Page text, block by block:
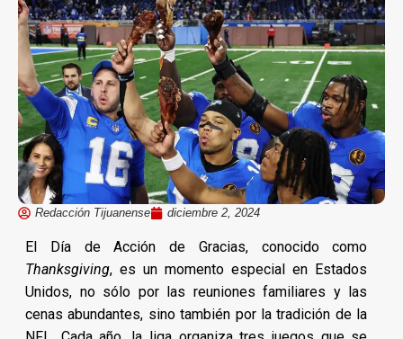
Redacción Tijuanense diciembre 2, 2024
El Día de Acción de Gracias, conocido como
Thanksgiving, es un momento especial en Estados
Unidos, no sólo por las reuniones familiares y las
cenas abundantes, sino también por la tradición de la